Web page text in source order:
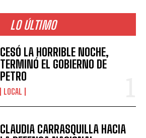
LO ÚLTIMO
CESÓ LA HORRIBLE NOCHE,
TERMINÓ EL GOBIERNO DE
PETRO
LOCAL
CLAUDIA CARRASQUILLA HACIA